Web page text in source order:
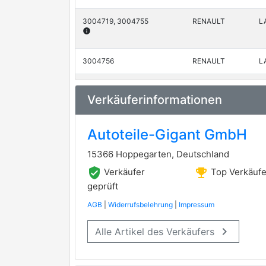
GK
HELLA
HEPU
KWP
NISSENS
OPTIBELT
3004719, 3004755
info
RENAULT
3004756 RENAULT
3004736
info
RENAULT
3004778 RENAULT
Verkäuferinformationen
Autoteile-Gigant GmbH
15366 Hoppegarten, Deutschland
verified_user Verkäufer
geprüft
emoji_events Top
AGB Widerrufsbelehrung Impressum
Alle Artikel des Verkäufers keyboard_arrow_right